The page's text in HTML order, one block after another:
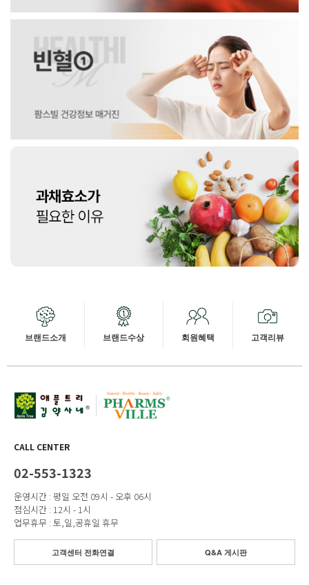
브랜드소개 브랜드수상 회원혜택 고객리뷰
CALL CENTER
02-553-1323
운영시간 : 평일 오전 09시 - 오후 06시
점심시간 : 12시 - 1시
업무휴무 : 토,일,공휴일 휴무
고객센터 전화연결 Q&A 게시판